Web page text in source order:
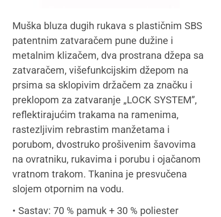
Muška bluza dugih rukava s plastičnim SBS
patentnim zatvaračem pune dužine i
metalnim klizačem, dva prostrana džepa sa
zatvaračem, višefunkcijskim džepom na
prsima sa sklopivim držačem za značku i
preklopom za zatvaranje „LOCK SYSTEM”,
reflektirajućim trakama na ramenima,
rastezljivim rebrastim manžetama i
porubom, dvostruko prošivenim šavovima
na ovratniku, rukavima i porubu i ojačanom
vratnom trakom. Tkanina je presvučena
slojem otpornim na vodu.
• Sastav: 70 % pamuk + 30 % poliester